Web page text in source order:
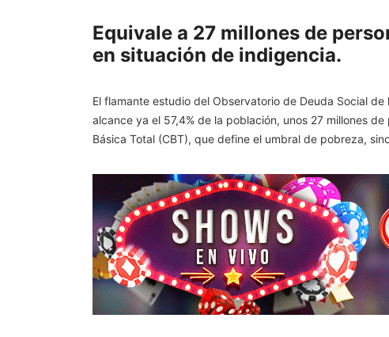
Equivale a 27 millones de
en situación de indigencia.
El flamante estudio del Observatorio de Deuda Social
alcance ya el 57,4% de la población, unos 27 millones
Básica Total (CBT), que define el umbral de pobreza,